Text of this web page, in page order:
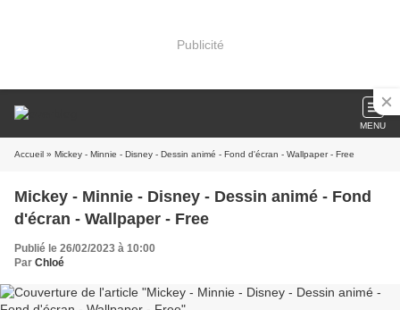
Publicité
MENU
Accueil » Mickey - Minnie - Disney - Dessin animé - Fond d'écran - Wallpaper - Free
Mickey - Minnie - Disney - Dessin animé - Fond
d'écran - Wallpaper - Free
Publié le 26/02/2023 à 10:00
Par Chloé